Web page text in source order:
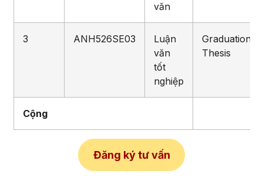
văn
3 ANH526SE03
Luận
văn
tốt
nghiệp
Graduation
Thesis
Cộng
Đăng ký tư vấn